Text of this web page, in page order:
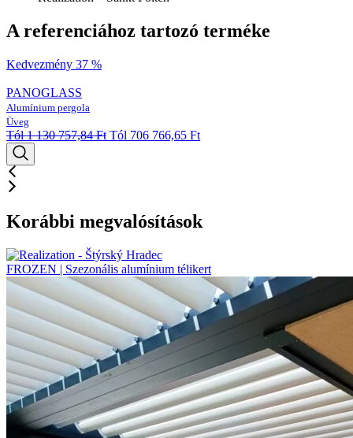
A referenciához tartozó terméke
Kedvezmény 37 %
PANOGLASS
Alumínium pergola
Üveg
Tól1 130 757,84Ft Tól 706 766,65 Ft
Korábbi megvalósítások
FROZEN | Szezonális alumínium télikert